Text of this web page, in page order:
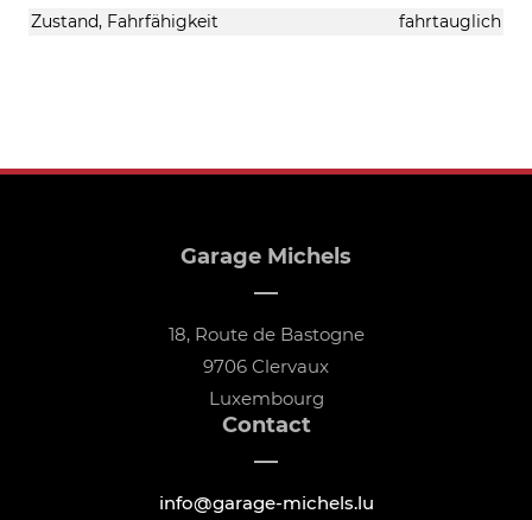
Zustand, Fahrfähigkeit
fahrtauglich
Garage Michels
18, Route de Bastogne
9706 Clervaux
Luxembourg
Contact
info@garage-michels.lu